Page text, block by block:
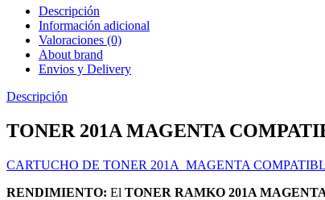
Descripción
Información adicional
Valoraciones (0)
About brand
Envios y Delivery
Descripción
TONER 201A MAGENTA
CARTUCHO DE TONER 201A MAGENTA
RENDIMIENTO: El TONER RAMKO 201A